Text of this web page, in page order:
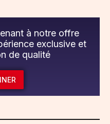
à notre offre
exclusive et
de qualité